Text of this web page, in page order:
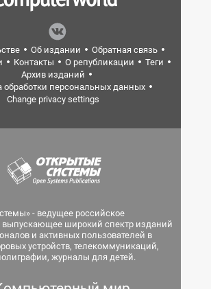
Об издании
Обратная связь
Контакты О републикации
Теги
Архив изданий
обработки персональных данных
Change privacy settings
- ведущее российское
выпускающее широкий спектр изданий
и активных пользователей в
устройств, телекоммуникаций,
журналы для детей.